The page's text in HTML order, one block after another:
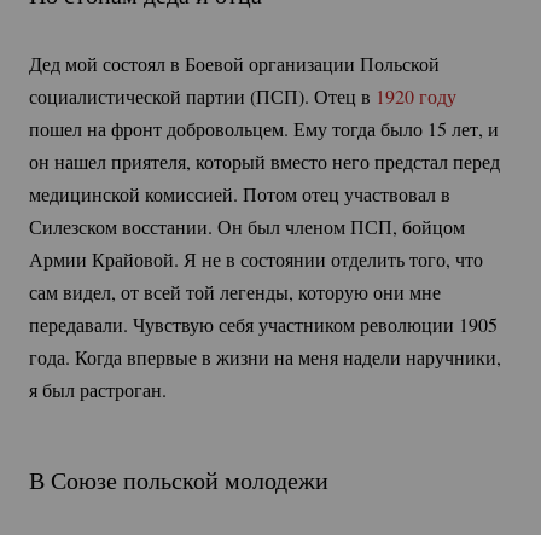
Дед мой состоял в Боевой организации Польской
социалистической партии (ПСП). Отец в 1920 году
пошел на фронт добровольцем. Ему тогда было 15 лет, и
он нашел приятеля, который вместо него предстал перед
медицинской комиссией. Потом отец участвовал в
Силезском восстании. Он был членом ПСП, бойцом
Армии Крайовой. Я не в состоянии отделить того, что
сам видел, от всей той легенды, которую они мне
передавали. Чувствую себя участником революции 1905
года. Когда впервые в жизни на меня надели наручники,
я был растроган.
В Союзе польской молодежи